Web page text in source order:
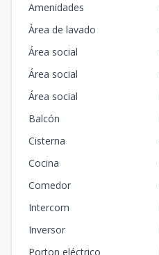
Amenidades
Àrea de lavado
Área social
Área social
Área social
Balcón
Cisterna
Cocina
Comedor
Intercom
Inversor
Porton eléctrico